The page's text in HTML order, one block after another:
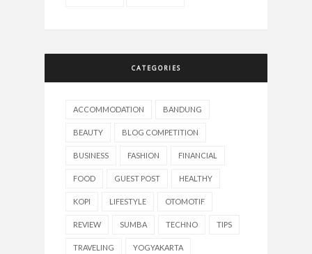
CATEGORIES
ACCOMMODATION BANDUNG
BEAUTY BLOG COMPETITION
BUSINESS FASHION FINANCIAL
FOOD GUEST POST HEALTHY
KOPI LIFESTYLE OTOMOTIF
REVIEW SUMBA TECHNO TIPS
TRAVELING YOGYAKARTA